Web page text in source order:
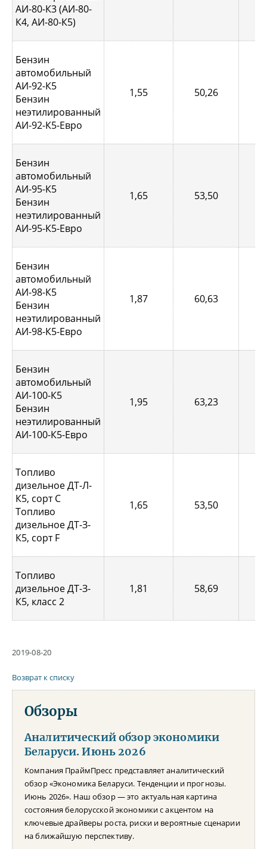
АИ-80-К3 (АИ-80-
К4, АИ-80-К5)
Бензин
автомобильный
АИ-92-К5
Бензин
неэтилированный
АИ-92-К5-Евро
1,55 50,26
Бензин
автомобильный
АИ-95-К5
Бензин
неэтилированный
АИ-95-К5-Евро
1,65 53,50
Бензин
автомобильный
АИ-98-К5
Бензин
неэтилированный
АИ-98-К5-Евро
1,87 60,63
Бензин
автомобильный
АИ-100-К5
Бензин
неэтилированный
АИ-100-К5-Евро
1,95 63,23
Топливо
дизельное ДТ-Л-
К5, сорт С
Топливо
дизельное ДТ-З-
К5, сорт F
1,65 53,50
Топливо
дизельное ДТ-З-
К5, класс 2
1,81 58,69
2019-08-20
Возврат к списку
Обзоры
Аналитический обзор экономики
Беларуси. Июнь 2026
Компания ПраймПресс представляет аналитический
обзор «Экономика Беларуси. Тенденции и прогнозы.
Июнь 2026». Наш обзор — это актуальная картина
состояния белорусской экономики с акцентом на
ключевые драйверы роста, риски и вероятные сценарии
на ближайшую перспективу.